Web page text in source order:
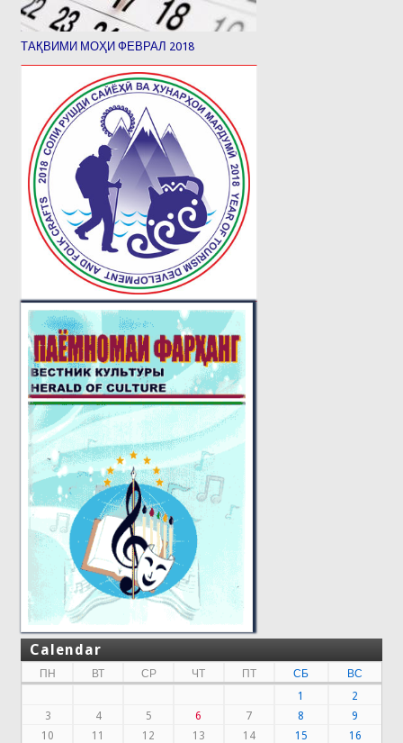
ТАҚВИМИ МОҲИ ФЕВРАЛ 2018
Calendar
ПН ВТ СР ЧТ ПТ СБ
ВС
1
2
3
4 5 6 7 8
9
10
11 12 13 14 15
16